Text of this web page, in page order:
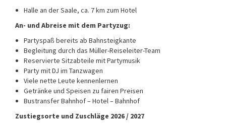
Halle an der Saale, ca. 7 km zum Hotel
An- und Abreise mit dem Partyzug:
Partyspaß bereits ab Bahnsteigkante
Begleitung durch das Müller-Reiseleiter-Team
Reservierte Sitzabteile mit Partymusik
Party mit DJ im Tanzwagen
Viele nette Leute kennenlernen
Getränke und Speisen zu fairen Preisen
Bustransfer Bahnhof – Hotel – Bahnhof
Zustiegsorte und Zuschläge 2026 / 2027